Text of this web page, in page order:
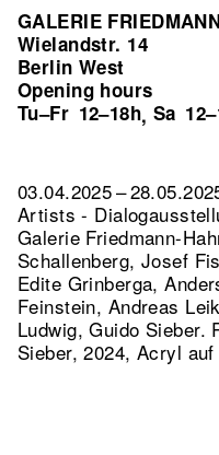
GALERIE
Wielandstr. 14
Berlin West
Opening hours
Tu–Fr 12–18h, Sa
03.04.2025 –
Artists -
Galerie Friedmann-
Schallenberg, Josef
Edite Grinberga,
Feinstein, Andreas
Ludwig, Guido Sieber.
Sieber, 2024, Acryl